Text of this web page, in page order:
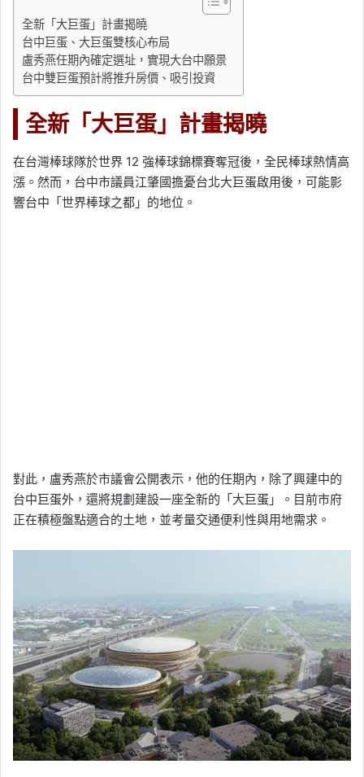
全新「大巨蛋」計畫揭曉
台中巨蛋、大巨蛋雙核心布局
盧秀燕任期內確定選址，實現大台中願景
台中雙巨蛋預計將推升房價、吸引投資
全新「大巨蛋」計畫揭曉
在台灣棒球隊於世界 12 強棒球錦標賽奪冠後，全民棒球熱情高
漲。然而，台中市議員江肇國擔憂台北大巨蛋啟用後，可能影
響台中「世界棒球之都」的地位。
對此，盧秀燕於市議會公開表示，他的任期內，除了興建中的
台中巨蛋外，還將規劃建設一座全新的「大巨蛋」。目前市府
正在積極盤點適合的土地，並考量交通便利性與用地需求。